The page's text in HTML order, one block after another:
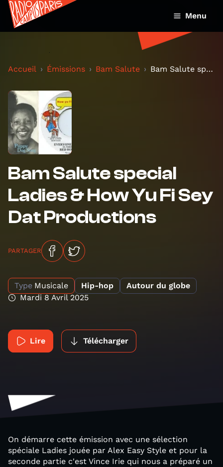
Menu
Accueil Émissions Bam Salute Bam Salute special Ladies & How Yu Fi Sey Dat Prod...
Bam Salute special
Ladies & How Yu Fi Sey
Dat Productions
PARTAGER
Type Musicale Hip-hop
Autour du globe
Mardi 8 Avril 2025
Lire Télécharger
On démarre cette émission avec une sélection
spéciale Ladies jouée par Alex Easy Style et pour la
seconde partie c'est Vince Irie qui nous a préparé un